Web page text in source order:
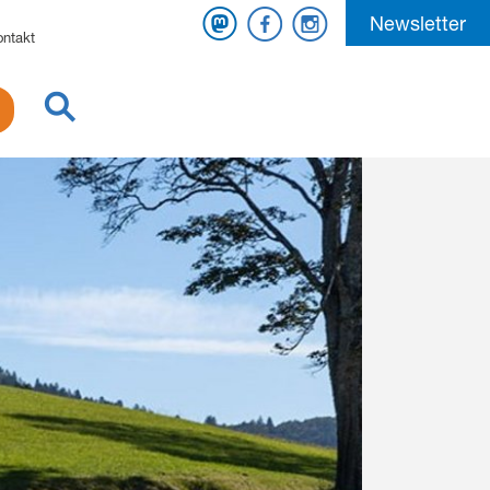
MastodonFacebookInstagramNewsletter
Suche